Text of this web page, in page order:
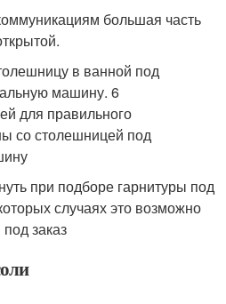
большая часть
при подборе гарнитуры под
случаях это возможно
заказ